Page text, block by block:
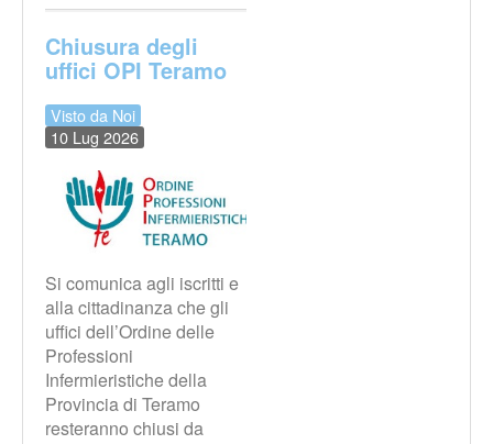
Chiusura degli
uffici OPI Teramo
Visto da Noi
10 Lug 2026
Si comunica agli iscritti e
alla cittadinanza che gli
uffici dell’Ordine delle
Professioni
Infermieristiche della
Provincia di Teramo
resteranno chiusi da